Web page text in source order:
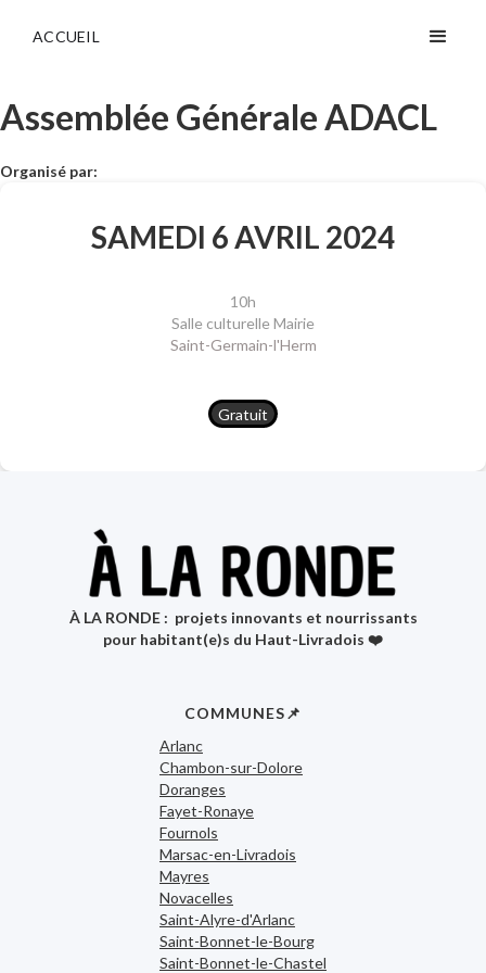
ACCUEIL
Assemblée Générale ADACL
Organisé par:
SAMEDI 6 AVRIL 2024
10h
Salle culturelle Mairie
Saint-Germain-l'Herm
Gratuit
COMMUNES📌
Arlanc
Chambon-sur-Dolore
Doranges
Fayet-Ronaye
Fournols
Marsac-en-Livradois
Mayres
Novacelles
Saint-Alyre-d'Arlanc
Saint-Bonnet-le-Bourg
Saint-Bonnet-le-Chastel
À LA RONDE : projets innovants et nourrissants
pour habitant(e)s du Haut-Livradois ❤️